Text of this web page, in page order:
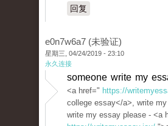
回复
e0n7w6a7 (未验证)
星期三, 04/24/2019 - 23:10
永久连接
someone write my
<a href=" https://
college essay</a>, write
write my essay please - <a